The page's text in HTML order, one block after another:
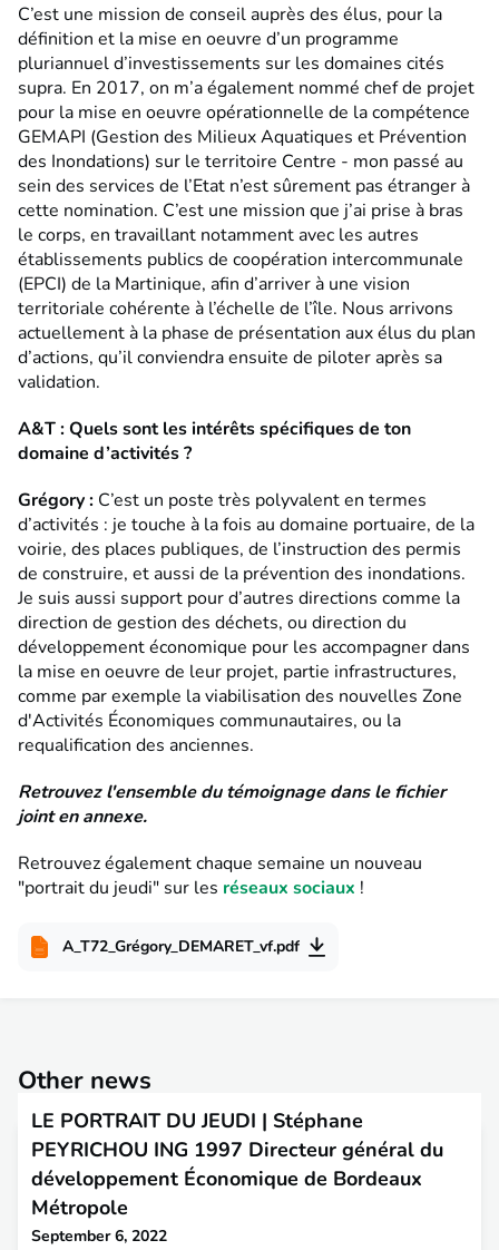
C’est une mission de conseil auprès des élus, pour la
définition et la mise en oeuvre d’un programme
pluriannuel d’investissements sur les domaines cités
supra. En 2017, on m’a également nommé chef de projet
pour la mise en oeuvre opérationnelle de la compétence
GEMAPI (Gestion des Milieux Aquatiques et Prévention
des Inondations) sur le territoire Centre - mon passé au
sein des services de l’Etat n’est sûrement pas étranger à
cette nomination. C’est une mission que j’ai prise à bras
le corps, en travaillant notamment avec les autres
établissements publics de coopération intercommunale
(EPCI) de la Martinique, afin d’arriver à une vision
territoriale cohérente à l’échelle de l’île. Nous arrivons
actuellement à la phase de présentation aux élus du plan
d’actions, qu’il conviendra ensuite de piloter après sa
validation.
A&T : Quels sont les intérêts spécifiques de ton
domaine d’activités ?
Grégory: C’est un poste très polyvalent en termes
d’activités : je touche à la fois au domaine portuaire, de la
voirie, des places publiques, de l’instruction des permis
de construire, et aussi de la prévention des inondations.
Je suis aussi support pour d’autres directions comme la
direction de gestion des déchets, ou direction du
développement économique pour les accompagner dans
la mise en oeuvre de leur projet, partie infrastructures,
comme par exemple la viabilisation des nouvelles Zone
d'Activités Économiques communautaires, ou la
requalification des anciennes.
Retrouvez l'ensemble du témoignage dans le fichier
joint en annexe.
Retrouvez également chaque semaine un nouveau
"portrait du jeudi" sur les réseaux sociaux !
A_T72_Grégory_DEMARET_vf.pdf
Other news
LE PORTRAIT DU JEUDI | Stéphane
PEYRICHOU ING 1997 Directeur général du
développement Économique de Bordeaux
Métropole
September 6, 2022